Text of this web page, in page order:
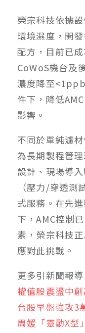
榮宗科技依據
環境濕度，開
配方，目前已
CoWoS機台及
濃度降至
件下，降低
影響。
不同於單純濾
為長期製程管
設計、現場導
（壓力/穿透
式服務。在先
下，AMC控制
素，榮宗科技
應對此挑戰。
更多引新聞報導
權值股震盪中
台股早盤強攻3
周媛「靈動X型